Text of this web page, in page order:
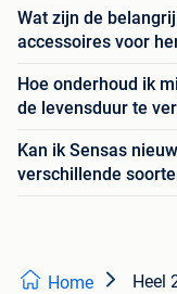
Wat zijn de
accessoires voor
Hoe onderhoud ik
de levensduur te
Kan ik Sensas
verschillende
Home Heel